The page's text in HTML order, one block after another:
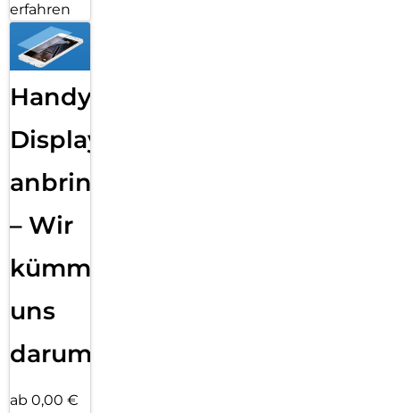
erfahren
Handy
Displayfolie
anbringen
– Wir
kümmern
uns
darum!
ab 0,00 €